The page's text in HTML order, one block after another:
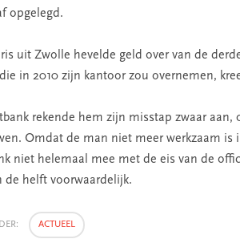
opgelegd.
uit Zwolle hevelde geld over van de
in 2010 zijn kantoor zou overnemen,
rekende hem zijn misstap zwaar
Omdat de man niet meer werkzaam is
niet helemaal mee met de eis van de
de helft voorwaardelijk.
ACTUEEL